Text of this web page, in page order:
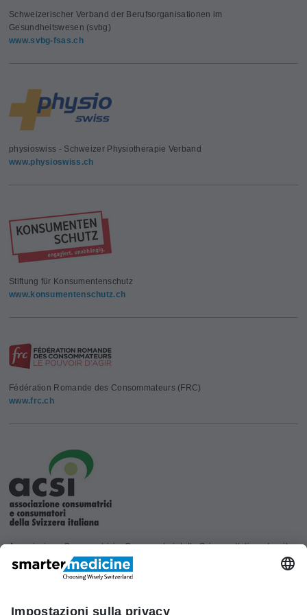
Schweizerischer Verband der Berufsorganisationen im
Gesundheitswesen (svbg)
www.svbg-fsas.ch
physioswiss - Schweizer Physiotherapie Verband
www.physioswiss.ch
Stiftung für Konsumentenschutz
www.konsumentenschutz.ch
Fédération Romande des Consommateurs (FRC)
www.frc.ch
Associazione Consumatrici e Consumatori della Svizzera Italiana (acsi)
www.acsi.ch